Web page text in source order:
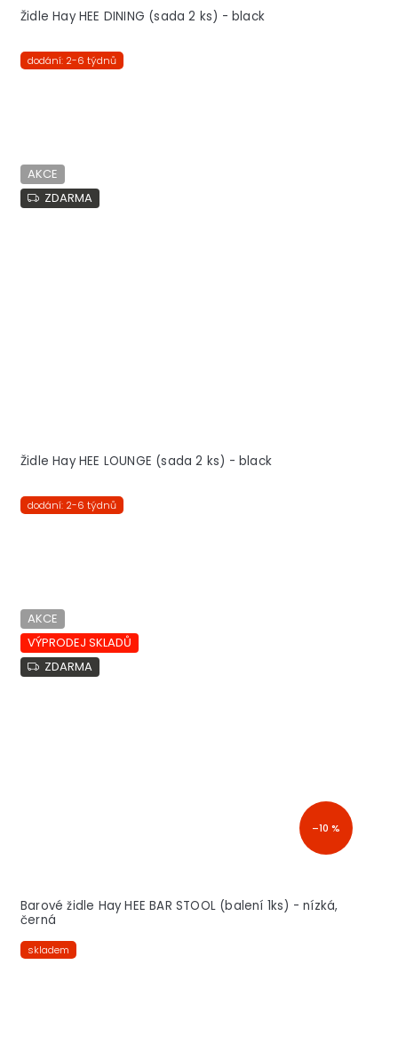
Židle Hay HEE DINING (sada 2 ks) - black
dodání: 2-6 týdnů
AKCE
ZDARMA
Židle Hay HEE LOUNGE (sada 2 ks) - black
dodání: 2-6 týdnů
AKCE
VÝPRODEJ SKLADŮ
ZDARMA
–10 %
Barové židle Hay HEE BAR STOOL (balení 1ks) - nízká,
černá
skladem